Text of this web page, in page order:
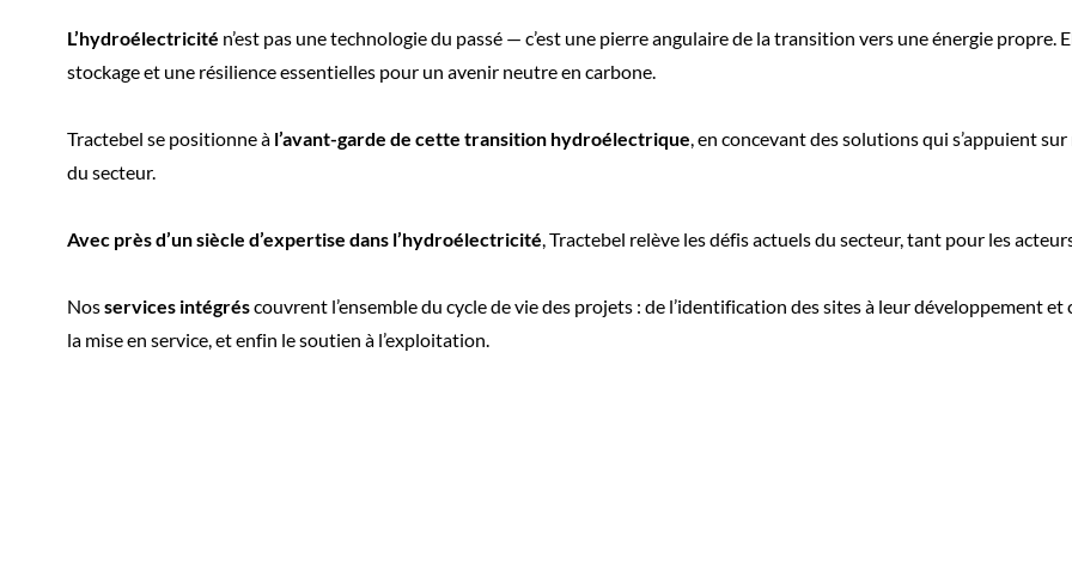
L’hydroélectricité n’est pas une technologie du passé — c’est une pierre angulaire de la transition vers une énergie propre.
stockage et une résilience essentielles pour un avenir neutre en carbone.
Tractebel se positionne à l’avant-garde de cette transition hydroélectrique, en concevant des solutions qui s’appuient
du secteur.
Avec près d’un siècle d’expertise dans l’hydroélectricité, Tractebel relève les défis actuels du secteur, tant pour les
Nosservices intégréscouvrent l’ensemble du cycle de vie des projets : de l’identification des sites à leur développement
la mise en service, et enfin le soutien à l’exploitation.